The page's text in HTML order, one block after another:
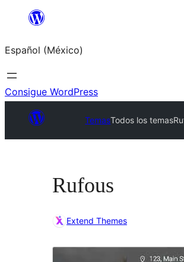
Saltar
contenido
Español (México)
Consigue WordPress
TemasTodos los temas
Rufous
Extend Themes